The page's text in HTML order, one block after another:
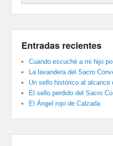
Entradas recientes
Cuando escuché a mi hijo
La lavandera del Sacro
Un sello histórico al alcance
El sello perdido del Sacro
El Ángel rojo de Calzada